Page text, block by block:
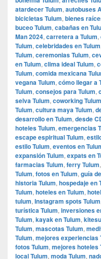
atardecer Tulum, autobuses
bicicletas Tulum, bienes
buceo Tulum, cabañas en
Man 2024, carretera a Tulum,
Tulum, celebridades en Tulum
Tulum, ceremonias Tulum,
en Tulum, clima ideal Tulum,
Tulum, comida mexicana
vegana Tulum, cómo llegar a
Tulum, consejos para Tulum,
selva Tulum, coworking Tulum
Tulum, cultura maya Tulum,
desarrollo en Tulum, desde
hoteles Tulum, emergencias
escape espiritual Tulum,
estilo Tulum, eventos en
expansión Tulum, expats en
farmacias Tulum, ferry Tulum,
Tulum, fotos en Tulum, guía
historia Tulum, hospedaje en
Tulum, hoteles en Tulum,
tulum, Instagram spots Tulum
turística Tulum, inversiones
Tulum, kayak en Tulum,
Tulum, mascotas Tulum,
Tulum, mejores experiencias
fotos Tulum, mejores hoteles
local Tulum, moda Tulum,